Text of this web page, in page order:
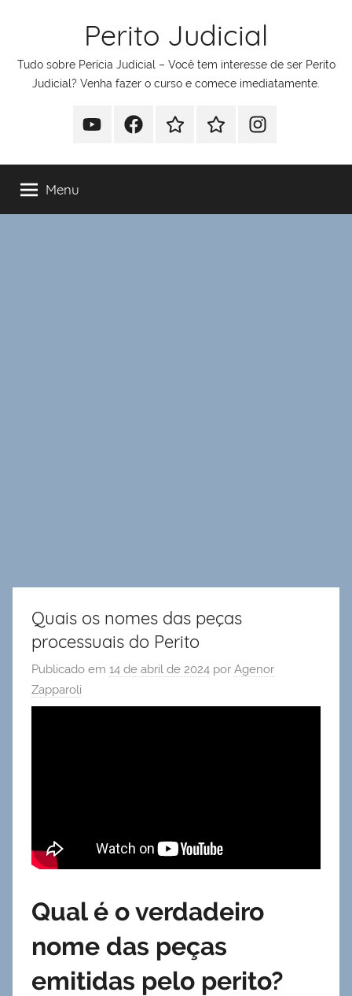
conteúdo
Perito Judicial
Tudo sobre Perícia Judicial – Você tem interesse de ser Perito
Judicial? Venha fazer o curso e comece imediatamente.
YoutubeFacebookWhatsappTelegramInstagram
Menu
Quais os nomes das peças
processuais do Perito
Publicado em 14 de abril de 2024 por Agenor
Zapparoli
Qual é o verdadeiro
nome das peças
emitidas pelo perito?